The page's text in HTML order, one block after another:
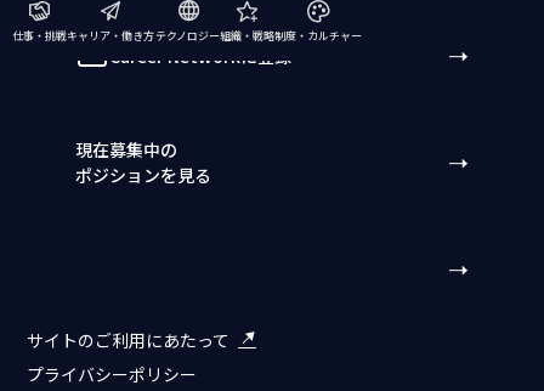
仕事・挑戦キャリア・働き方テクノロジー組織・戦略制度・カルチャー
Career Networkに登録
現在募集中の
ポジションを見る
サイトのご利用にあたって
プライバシーポリシー